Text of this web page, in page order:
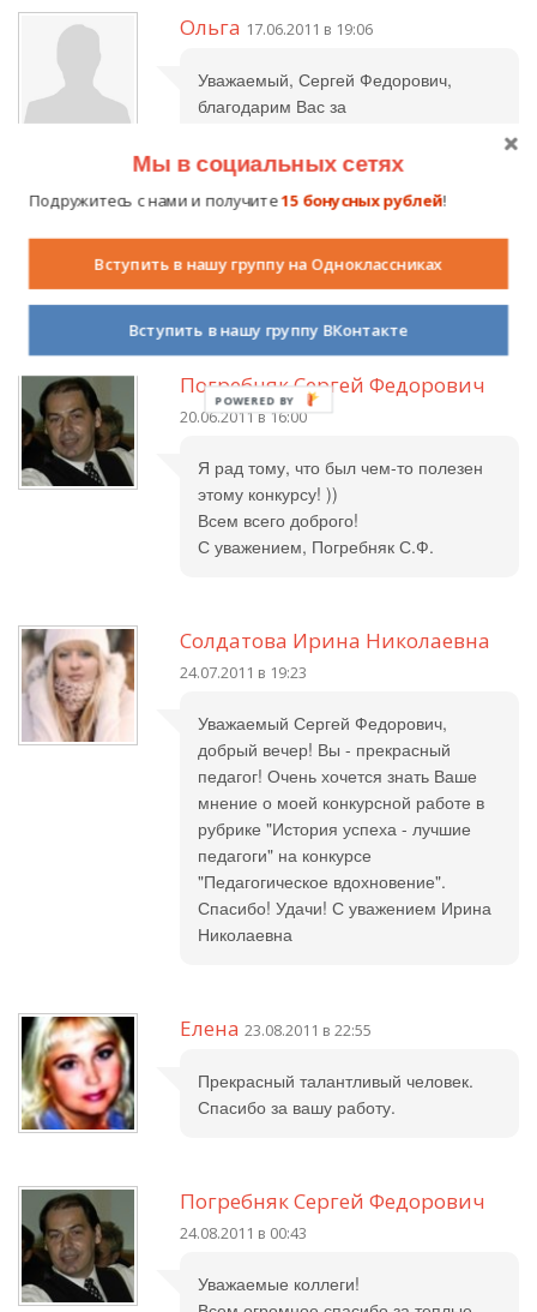
Ольга 17.06.2011 в 19:06
Уважаемый, Сергей Федорович,
благодарим Вас за
экспертной комиссии конкурса
внимание к нашей работе. Желаем
Вам высоких профессиональных
достижений. Куракина Ю.А.,
Дмитриева О.В.
Погребняк Сергей Федорович
20.06.2011 в 16:00
Я рад тому, что был чем-то полезен
этому конкурсу! ))
Всем всего доброго!
С уважением, Погребняк С.Ф.
Солдатова Ирина Николаевна
24.07.2011 в 19:23
Уважаемый Сергей Федорович,
добрый вечер! Вы - прекрасный
педагог! Очень хочется знать Ваше
мнение о моей конкурсной работе в
рубрике "История успеха - лучшие
педагоги" на конкурсе
"Педагогическое вдохновение".
Спасибо! Удачи! С уважением Ирина
Николаевна
Елена 23.08.2011 в 22:55
Прекрасный талантливый человек.
Спасибо за вашу работу.
Погребняк Сергей Федорович
24.08.2011 в 00:43
Уважаемые коллеги!
Мы в социальных сетях
Подружитесь с нами и получите15 бонусных рублей!
Вступить в нашу группу на Одноклассниках
Вступить в нашу группу ВКонтакте